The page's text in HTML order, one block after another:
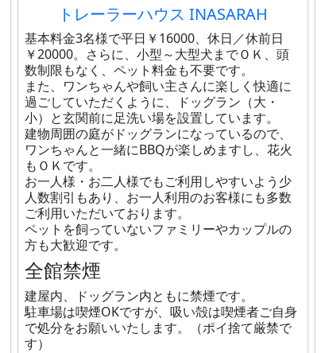
トレーラーハウス INASARAH
基本料金3名様で平日￥16000、休日／休前日
￥20000。さらに、小型～大型犬までＯＫ、頭
数制限もなく、ペット料金も不要です。
また、ワンちゃんや飼い主さんに楽しく快適に
過ごしていただくように、ドッグラン（大・
小）と玄関前に足洗い場を設置しています。
建物周囲の庭がドッグランになっているので、
ワンちゃんと一緒にBBQが楽しめますし、花火
もＯＫです。
お一人様・お二人様でもご利用しやすいよう少
人数割引もあり、お一人利用のお客様にも多数
ご利用いただいております。
ペットを飼っていないファミリーやカップルの
方も大歓迎です。
全館禁煙
建屋内、ドッグラン内ともに禁煙です。
駐車場は喫煙OKですが、吸い殻は喫煙者ご自身
で処分をお願いいたします。（ポイ捨て厳禁で
す）